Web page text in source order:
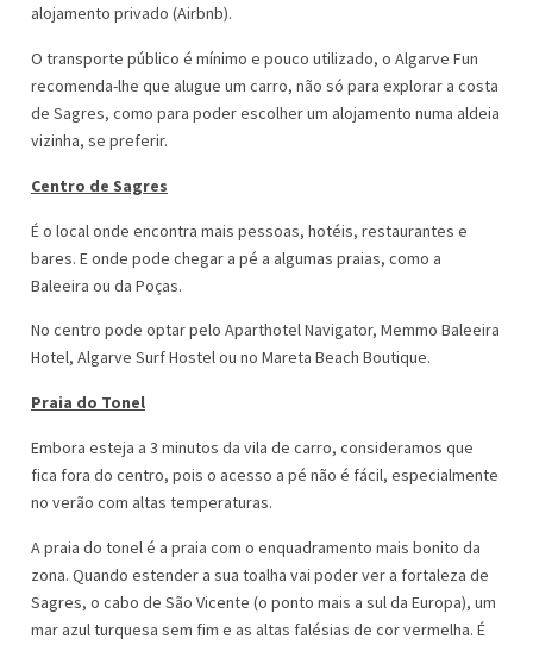
alojamento privado (Airbnb).
O transporte público é mínimo e pouco utilizado, o Algarve Fun
recomenda-lhe que alugue um carro, não só para explorar a costa
de Sagres, como para poder escolher um alojamento numa aldeia
vizinha, se preferir.
Centro de Sagres
É o local onde encontra mais pessoas, hotéis, restaurantes e
bares. E onde pode chegar a pé a algumas praias, como a
Baleeira ou da Poças.
No centro pode optar pelo Aparthotel Navigator, Memmo Baleeira
Hotel, Algarve Surf Hostel ou no Mareta Beach Boutique.
Praia do Tonel
Embora esteja a 3 minutos da vila de carro, consideramos que
fica fora do centro, pois o acesso a pé não é fácil, especialmente
no verão com altas temperaturas.
A praia do tonel é a praia com o enquadramento mais bonito da
zona. Quando estender a sua toalha vai poder ver a fortaleza de
Sagres, o cabo de São Vicente (o ponto mais a sul da Europa), um
mar azul turquesa sem fim e as altas falésias de cor vermelha. É